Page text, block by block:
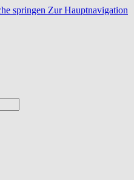
springen Zur Hauptnavigation